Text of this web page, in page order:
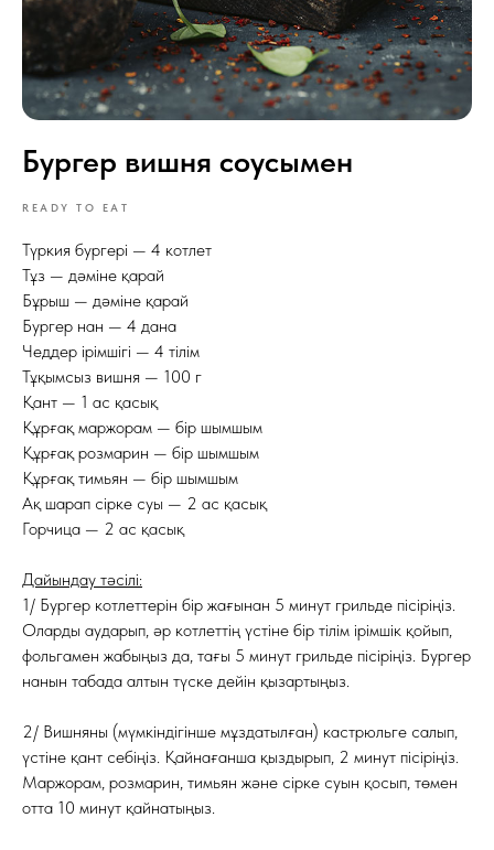
Бургер вишня соусымен
READY TO EAT
Түркия бургері — 4 котлет
Тұз — дәміне қарай
Бұрыш — дәміне қарай
Бургер нан — 4 дана
Чеддер ірімшігі — 4 тілім
Тұқымсыз вишня — 100 г
Қант — 1 ас қасық
Құрғақ маржорам — бір шымшым
Құрғақ розмарин — бір шымшым
Құрғақ тимьян — бір шымшым
Ақ шарап сірке суы — 2 ас қасық
Горчица — 2 ас қасық
Дайындау тәсілі:
1/ Бургер котлеттерін бір жағынан 5 минут грильде пісіріңіз.
Оларды аударып, әр котлеттің үстіне бір тілім ірімшік қойып,
фольгамен жабыңыз да, тағы 5 минут грильде пісіріңіз. Бургер
нанын табада алтын түске дейін қызартыңыз.
2/ Вишняны (мүмкіндігінше мұздатылған) кастрюльге салып,
үстіне қант себіңіз. Қайнағанша қыздырып, 2 минут пісіріңіз.
Маржорам, розмарин, тимьян және сірке суын қосып, төмен
отта 10 минут қайнатыңыз.